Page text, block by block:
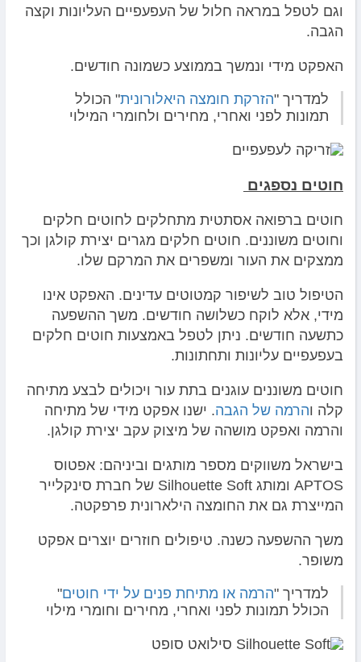
וגם לטפל במראה חלול של העפעפיים העליונות וקצה
הגבה.
האפקט מידי ונמשך בממוצע כשמונה חודשים.
למדריך "הזרקת חומצה היאלורונית" הכולל
תמונות לפני ואחרי, מחירים ולחומרי המילוי
חוטים נספגים
חוטים ברפואה אסתטית מתחלקים לחוטים חלקים
וחוטים משוננים. חוטים חלקים מגרים יצירת קולגן וכך
ממצקים את העור ומשפרים את המרקם שלו.
הטיפול טוב לשיפור קמטוטים עדינים. האפקט אינו
מידי, אלא לוקח כשלושה חודשים. משך ההשפעה
כתשעה חודשים. ניתן לטפל באמצעות חוטים חלקים
בעפעפיים עליונות ותחתונות.
חוטים משוננים עוגנים בתת עור ויכולים לבצע מתיחה
קלה והרמה של הגבה. ישנו אפקט מידי של מתיחה
והרמה ואפקט מושהה של מיצוק עקב יצירת קולגן.
בישראל משווקים מספר מותגים וביניהם: אפטוס
APTOS ומותג Silhouette Soft של חברת סינקלייר
המייצרת גם את החומצה הילארונית פרפקטה.
משך ההשפעה כשנה. טיפולים חוזרים יוצרים אפקט
משופר.
למדריך "הרמה או מתיחת פנים על ידי חוטים"
הכולל תמונות לפני ואחרי, מחירים וחומרי מילוי